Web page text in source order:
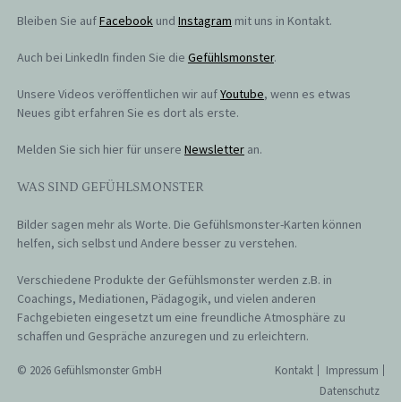
Bleiben Sie aufFacebookund Instagram mit uns in Kontakt.
Auch bei LinkedIn finden Sie die Gefühlsmonster.
Unsere Videos veröffentlichen wir aufYoutube, wenn es etwas
Neues gibt erfahren Sie es dort als erste.
Melden Sie sich hier für unsere Newsletteran.
WAS SIND GEFÜHLSMONSTER
Bilder sagen mehr als Worte. Die Gefühlsmonster-Karten können
helfen, sich selbst und Andere besser zu verstehen.
Verschiedene Produkte der Gefühlsmonster werden z.B. in
Coachings, Mediationen, Pädagogik, und vielen anderen
Fachgebieten eingesetzt um eine freundliche Atmosphäre zu
schaffen und Gespräche anzuregen und zu erleichtern.
© 2026 Gefühlsmonster GmbH Kontakt
Impressum
Datenschutz